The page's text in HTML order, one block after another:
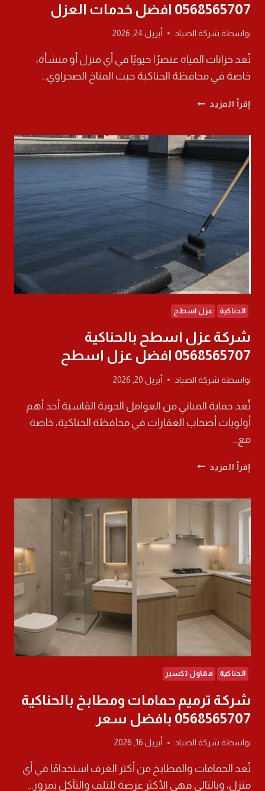
0568565707 افضل خدمات العزل
بواسطة شركة الصياد أبريل 24, 2026
تُعد خزانات المياه عنصرًا حيويًا في أي منزل أو منشأة،
خاصة في محافظة الحناكية حيث المناخ الصحراوي…
إقرأ المزيد شركة
بالحناكية
0568565707
افضل
خدمات
العزل
الحناكية عزل اسطح
شركة عزل اسطح بالحناكية
0568565707 افضل عزل اسطح
بواسطة شركة الصياد أبريل 20, 2026
تُعد حماية المباني من العوامل الجوية القاسية أحد أهم
أولويات أصحاب العقارات في محافظة الحناكية، خاصة
مع…
إقرأ المزيد شركة
بالحناكية
افضل
عزل
الحناكية مقاول تكسير
شركة ترميم حمامات ومطابخ بالحناكية
0568565707 بافضل سعر
بواسطة شركة الصياد أبريل 16, 2026
تُعد الحمامات والمطابخ من أكثر الغرف استخدامًا في أي
منزل، وبالتالي فهي الأكثر عرضة للتلف والتآكل بمرور…